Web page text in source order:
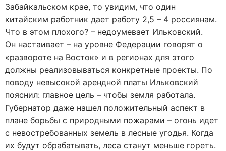
Забайкальском крае, то увидим, что один
китайским работник дает работу 2,5 – 4 россиянам.
Что в этом плохого? – недоумевает Ильковский.
Он настаивает – на уровне Федерации говорят о
«развороте на Восток» и в регионах для этого
должны реализовываться конкретные проекты. По
поводу невысокой арендной платы Ильковский
пояснил: главное цель – чтобы земля работала.
Губернатор даже нашел положительный аспект в
плане борьбы с природными пожарами – огонь идет
с невостребованных земель в лесные угодья. Когда
их будут обрабатывать, леса станут меньше гореть.